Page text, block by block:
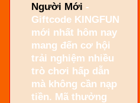
Người Mới -
Giftcode KINGFUN
mới nhất hôm nay
mang đến cơ hội
trải nghiệm nhiều
trò chơi hấp dẫn
mà không cần nạp
tiền. Mã thưởng